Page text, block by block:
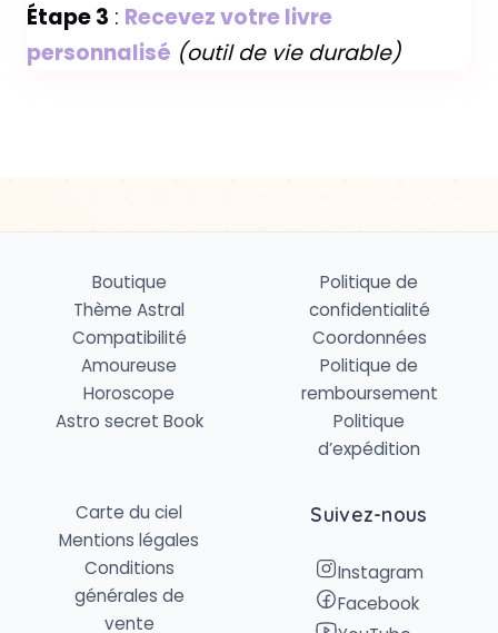
Étape 3 : Recevez votre livre
personnalisé (outil de vie durable)
Boutique
Thème Astral
Compatibilité
Amoureuse
Horoscope
Astro secret Book
Politique de
confidentialité
Coordonnées
Politique de
remboursement
Politique
d’expédition
Carte du ciel
Mentions légales
Conditions
générales de
vente
Suivez-nous
Instagram
Facebook